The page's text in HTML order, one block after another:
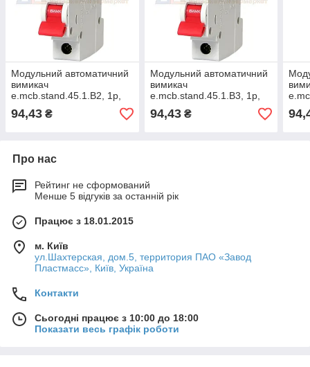
Модульний автоматичний
вимикач
e.mcb.stand.45.1.B2, 1р,
2А, В, 4,5 кА, E.NEXT
(s001002)
94,43 ₴
Модульний автоматичний
вимикач
e.mcb.stand.45.1.B3, 1р,
3А, В, 3,0 кА, E.NEXT
(s001003)
94,43₴
4А,
Про нас
Рейтинг не сформований
Менше 5 відгуків за останній рік
Працює з 18.01.2015
м. Київ
ул.Шахтерская, дом.5, территория ПАО «Завод
Пластмасс», Київ, Україна
Контакти
Сьогодні працює з 10:00 до 18:00
Показати весь графік роботи